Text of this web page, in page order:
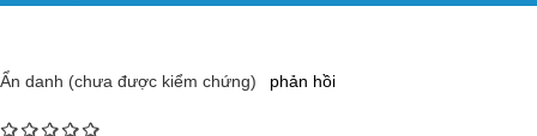
Ẩn danh (chưa được kiểm chứng) phản hồi